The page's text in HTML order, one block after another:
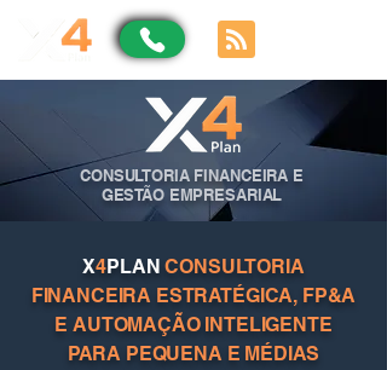
CONSULTORIA FINANCEIRA E
GESTÃO EMPRESARIAL
X4PLAN CONSULTORIA
FINANCEIRA ESTRATÉGICA, FP&A
E AUTOMAÇÃO INTELIGENTE
PARA PEQUENA E MÉDIAS